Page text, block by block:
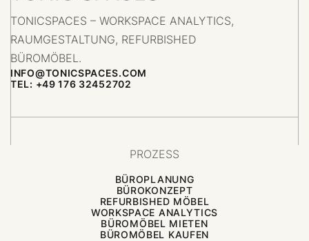
TONICSPACES – WORKSPACE ANALYTICS,
RAUMGESTALTUNG, REFURBISHED
BÜROMÖBEL.
INFO@TONICSPACES.COM
TEL: +49 176 32452702
PROZESS
BÜROPLANUNG
BÜROKONZEPT
REFURBISHED MÖBEL
WORKSPACE ANALYTICS
BÜROMÖBEL MIETEN
BÜROMÖBEL KAUFEN